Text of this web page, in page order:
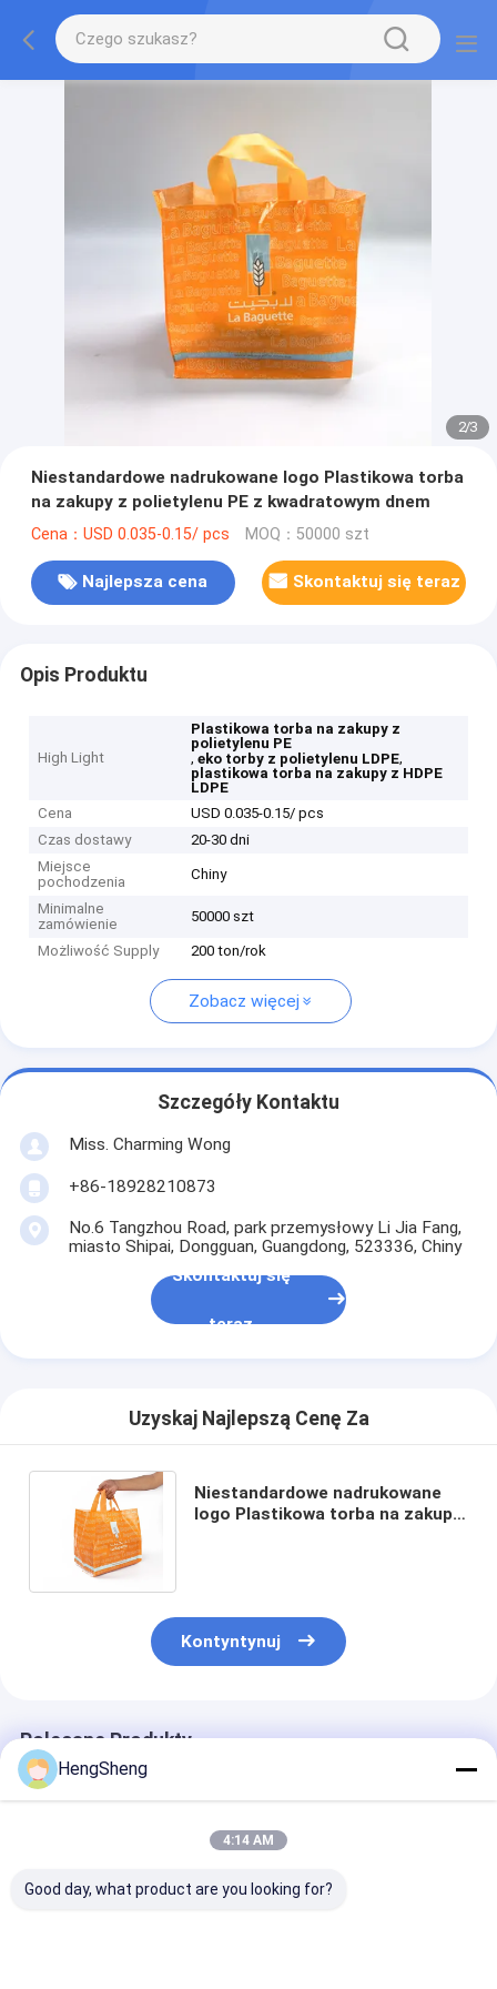
2/3
Niestandardowe nadrukowane logo Plastikowa torba
na zakupy z polietylenu PE z kwadratowym dnem
Cena：USD 0.035-0.15/ pcs MOQ：50000 szt
Najlepsza cena Skontaktuj się teraz
Opis Produktu
High Light
Plastikowa torba na zakupy z
polietylenu PE
,eko torby z polietylenu LDPE,
plastikowa torba na zakupy z HDPE
LDPE
Cena
USD 0.035-0.15/ pcs
Czas dostawy
20-30 dni
Miejsce
pochodzenia
Chiny
Minimalne
zamówienie
50000 szt
Możliwość Supply 200 ton/rok
Zobacz więcej
Szczegóły Kontaktu
Miss. Charming Wong
+86-18928210873
No.6 Tangzhou Road, park przemysłowy Li Jia Fang,
miasto Shipai, Dongguan, Guangdong, 523336, Chiny
Skontaktuj się
teraz
Uzyskaj Najlepszą Cenę Za
Niestandardowe nadrukowane
logo Plastikowa torba na zakupy
Kontyntynuj
Polecane Produkty
HengSheng
4:14 AM
Good day, what product are you looking for?